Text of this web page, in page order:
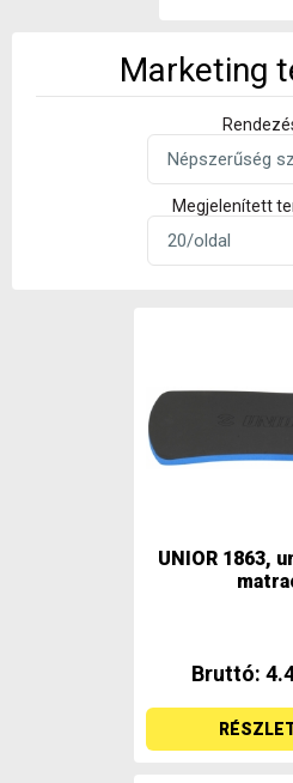
Marketing
Megjelenített
UNIOR 1863,
Bruttó: